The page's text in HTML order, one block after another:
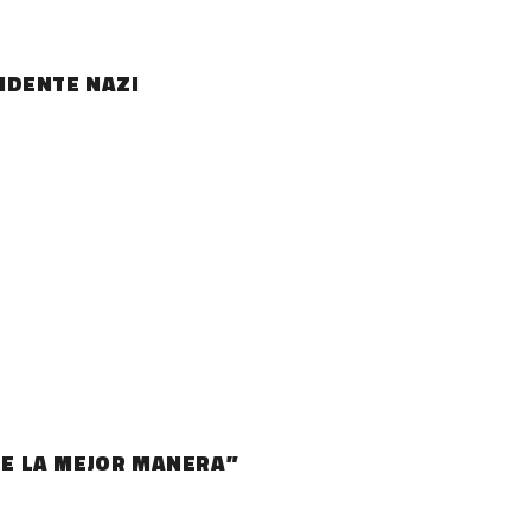
NAZI
LA MEJOR MANERA”